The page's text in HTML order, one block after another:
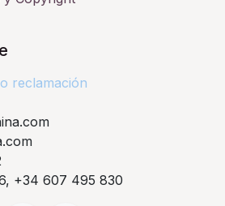
reclamación​
+34 607 495 830